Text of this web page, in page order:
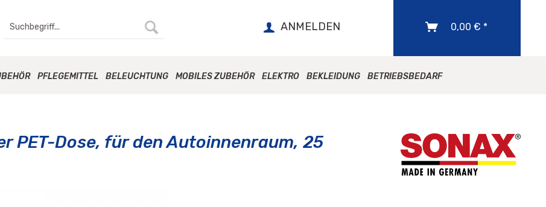
ANMELDEN 0,00 € *
PFLEGEMITTEL BELEUCHTUNG MOBILES ZUBEHÖR ELEKTRO BEKLEIDUNG BETRIEBSBEDARF
PET-Dose, für den Autoinnenraum, 25